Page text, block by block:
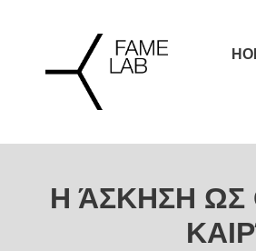
Η ΆΣΚΗΣΗ ΩΣ